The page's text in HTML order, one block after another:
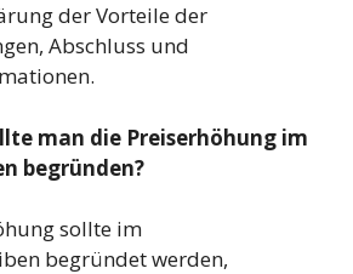
der Vorteile der
Abschluss und
man die Preiserhöhung im
begründen?
sollte im
begründet werden,